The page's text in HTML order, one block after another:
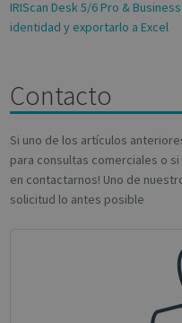
IRIScan Desk 5/6 Pro &
identidad y exportarlo a Excel
Contacto
Si uno de los artículos
para consultas comerciales o
en contactarnos! Uno de
solicitud lo antes posible
Targeting
Targeting
Strictly necessary
functionality such as